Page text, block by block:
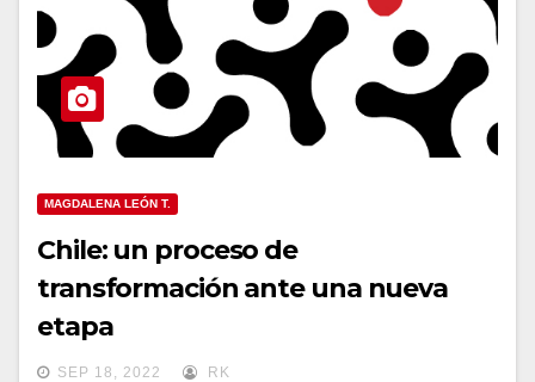
MAGDALENA LEÓN T.
Chile: un proceso de
transformación ante una nueva
etapa
SEP 18, 2022 RK